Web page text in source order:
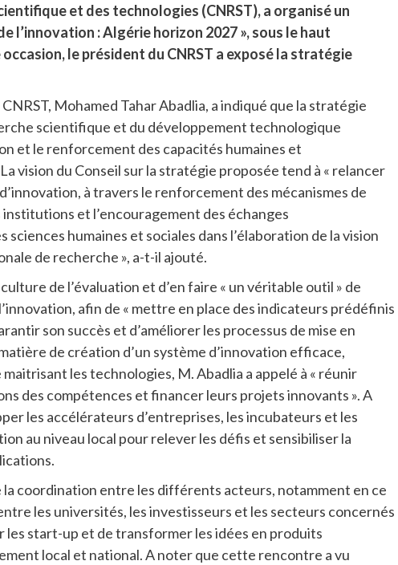
et des technologies (CNRST), a organisé un
: Algérie horizon 2027 », sous le haut
le président du CNRST a exposé la stratégie
Mohamed Tahar Abadlia, a indiqué que la stratégie
scientifique et du développement technologique
et le renforcement des capacités humaines et
vision du Conseil sur la stratégie proposée tend à « relancer
à travers le renforcement des mécanismes de
et l’encouragement des échanges
humaines et sociales dans l’élaboration de la vision
de recherche », a-t-il ajouté.
de l’évaluation et d’en faire « un véritable outil » de
afin de « mettre en place des indicateurs prédéfinis
son succès et d’améliorer les processus de mise en
de création d’un système d’innovation efficace,
les technologies, M. Abadlia a appelé à « réunir
des compétences et financer leurs projets innovants ». A
les accélérateurs d’entreprises, les incubateurs et les
au niveau local pour relever les défis et sensibiliser la
la coordination entre les différents acteurs, notamment en ce
les universités, les investisseurs et les secteurs concernés
start-up et de transformer les idées en produits
local et national. A noter que cette rencontre a vu